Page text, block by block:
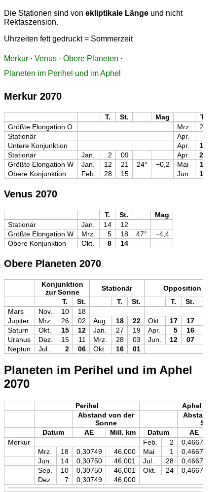
Die Stationen sind von ekliptikale Länge und nicht
Rektaszension.
Uhrzeiten fett gedruckt = Sommerzeit
Merkur · Venus · Obere Planeten ·
Planeten im Perihel und im Aphel
Merkur 2070
T. St. Mag T.
Größte Elongation O
Mrz. 26
Stationär
Apr.
Untere Konjunktion
Apr. 13
Stationär
Jan. 2 09 Apr. 26
Größte Elongation W
Jan. 12 21 24° −0,2 Mai 11
Obere Konjunktion
Feb. 28 15 Jun. 15
Venus 2070
T. St.
Mag
Stationär
Jan. 14
12
Größte Elongation W
Mrz. 5 18 47°
−4,4
Obere Konjunktion
Okt. 8 14
Obere Planeten 2070
Konjunktion
zur Sonne
Stationär
Opposition
T.
St. T. St. T. St.
Mars
Nov. 10
18
Jupiter
Mrz. 26 02 Aug. 18 22 Okt. 17 17
Saturn
Okt. 15 12 Jan. 27 19 Apr. 5 16
Uranus
Dez. 15 11 Mrz. 28 03 Jun. 12 07
Neptun
Jul. 2 06 Okt. 16 01
Planeten im Perihel und im Aphel
2070
Perihel
Aphel
Abstand von der
Sonne
Abstand
Datum
AE Mill. km Datum AE
Merkur
Feb. 2 0,46670
Mrz.
18 0,30749 46,000 Mai 1 0,46670
Jun.
14 0,30750 46,001 Jul. 28 0,46670
Sep.
10 0,30750 46,001 Okt. 24 0,46670
Dez.
7 0,30749 46,000